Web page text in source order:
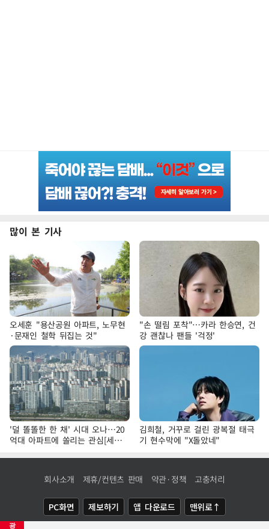
광
많이 본 기사
오세훈 "용산공원 아파트, 노무현
·문재인 철학 뒤집는 것"
"손 떨림 포착"…카라 한승연, 건
강 괜찮나 팬들 '걱정'
'덜 똘똘한 한 채' 시대 오나…20
억대 아파트에 쏠리는 관심[세제
개편, 그 이후②]
김희철, 거꾸로 걸린 광복절 태극
기 현수막에 "X돌았네"
회사소개 제휴/컨텐츠 판매 약관·정책 고충처리
PC화면 제보하기 앱 다운로드 맨위로↑